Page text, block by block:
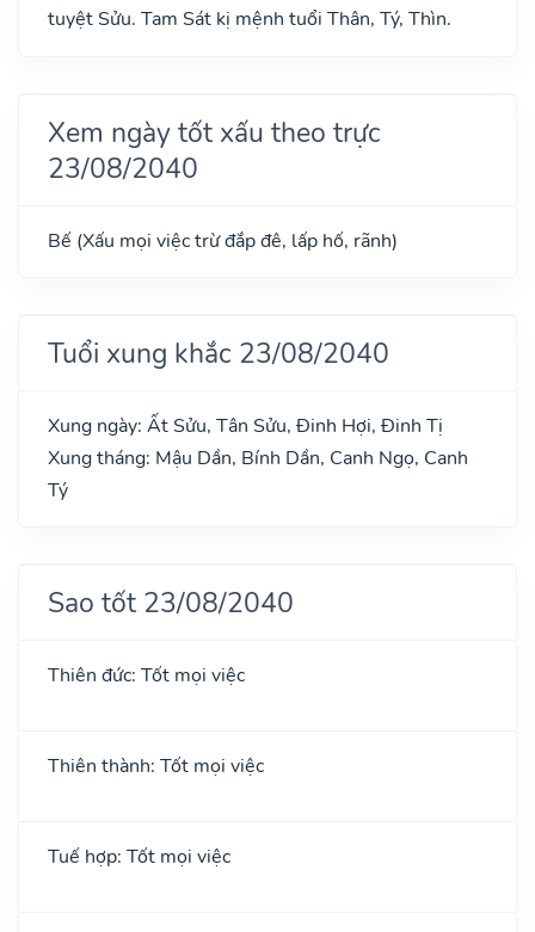
tuyệt Sửu. Tam Sát kị mệnh tuổi Thân, Tý, Thìn.
Xem ngày tốt xấu theo trực
23/08/2040
Bế (Xấu mọi việc trừ đắp đê, lấp hố, rãnh)
Tuổi xung khắc 23/08/2040
Xung ngày: Ất Sửu, Tân Sửu, Đinh Hợi, Đinh Tị
Xung tháng: Mậu Dần, Bính Dần, Canh Ngọ, Canh
Tý
Sao tốt 23/08/2040
Thiên đức: Tốt mọi việc
Thiên thành: Tốt mọi việc
Tuế hợp: Tốt mọi việc